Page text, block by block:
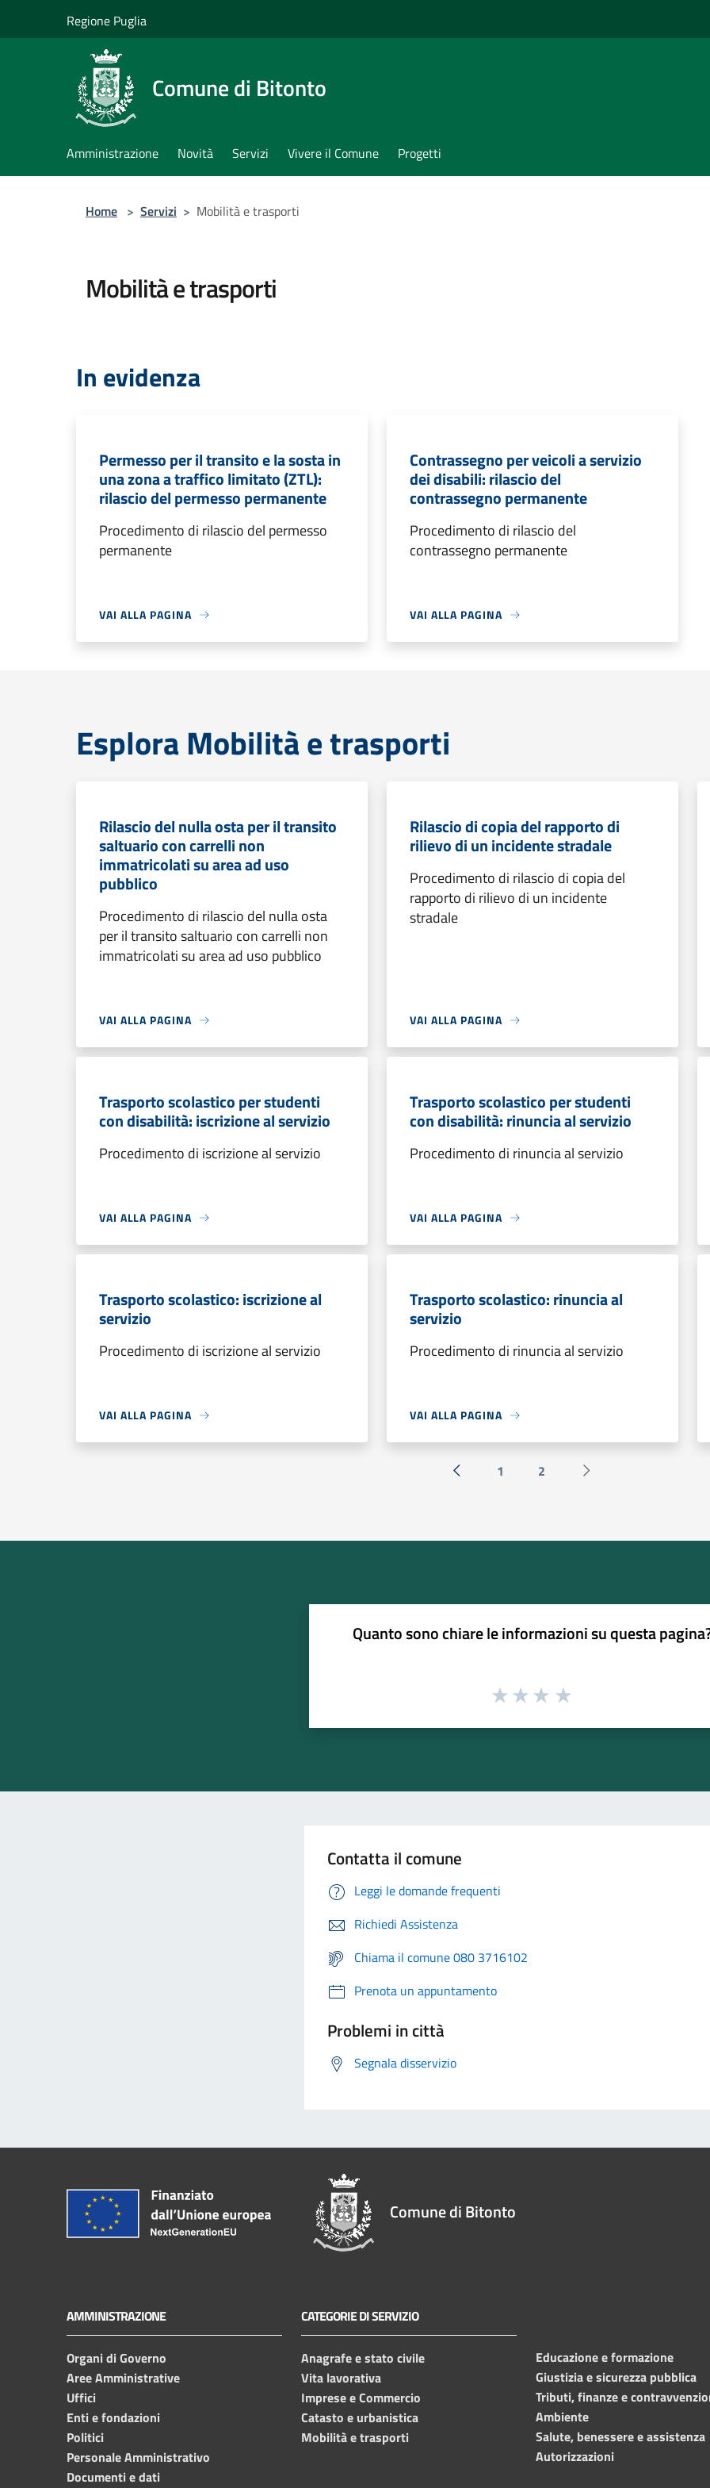
Regione Puglia
Comune di Bitonto
Amministrazione Novità Servizi Vivere il Comune Progetti
Home > Servizi > Mobilità e trasporti
Mobilità e trasporti
In evidenza
Permesso per il transito e la sosta in
una zona a traffico limitato (ZTL):
rilascio del permesso permanente
Procedimento di rilascio del permesso
permanente
VAI ALLA PAGINA
Contrassegno per veicoli a servizio
dei disabili: rilascio del
contrassegno permanente
Procedimento di rilascio del
contrassegno permanente
VAI ALLA PAGINA
Esplora Mobilità e trasporti
Rilascio del nulla osta per il transito
saltuario con carrelli non
immatricolati su area ad uso
pubblico
Procedimento di rilascio del nulla osta
per il transito saltuario con carrelli non
immatricolati su area ad uso pubblico
VAI ALLA PAGINA
Rilascio di copia del rapporto di
rilievo di un incidente stradale
Procedimento di rilascio di copia del
rapporto di rilievo di un incidente
stradale
VAI ALLA PAGINA
Trasporto scolastico per studenti
con disabilità: iscrizione al servizio
Procedimento di iscrizione al servizio
VAI ALLA PAGINA
Trasporto scolastico per studenti
con disabilità: rinuncia al servizio
Procedimento di rinuncia al servizio
VAI ALLA PAGINA
Trasporto scolastico: iscrizione al
servizio
Procedimento di iscrizione al servizio
VAI ALLA PAGINA
Trasporto scolastico: rinuncia al
servizio
Procedimento di rinuncia al servizio
VAI ALLA PAGINA
« Precedente
1 2 Successiva »
Quanto sono chiare le informazioni su questa
Contatta il comune
Leggi le domande frequenti
Richiedi Assistenza
Chiama il comune 080 3716102
Prenota un appuntamento
Problemi in città
Segnala disservizio
Comune di Bitonto
AMMINISTRAZIONE
Organi di Governo
Aree Amministrative
Uffici
Enti e fondazioni
Politici
Personale Amministrativo
Documenti e dati
CATEGORIE DI SERVIZIO
Anagrafe e stato civile
Vita lavorativa
Imprese e Commercio
Catasto e urbanistica
Mobilità e trasporti
Educazione e formazione
Giustizia e sicurezza pubblica
Tributi, finanze e
Ambiente
Salute, benessere e assistenza
Autorizzazioni